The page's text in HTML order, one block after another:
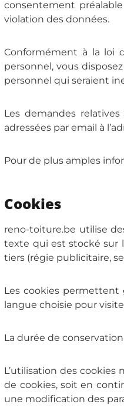
consentement
violation des données.
Conformément à la loi
personnel, vous
personnel qui seraient
Les demandes
adressées par email à
Pour de plus amples
Cookies
reno-toiture.be utilise
texte qui est stocké sur
tiers (régie publicitaire,
Les cookies permettent
langue choisie pour
La durée de
L’utilisation des
de cookies, soit en
une modification des